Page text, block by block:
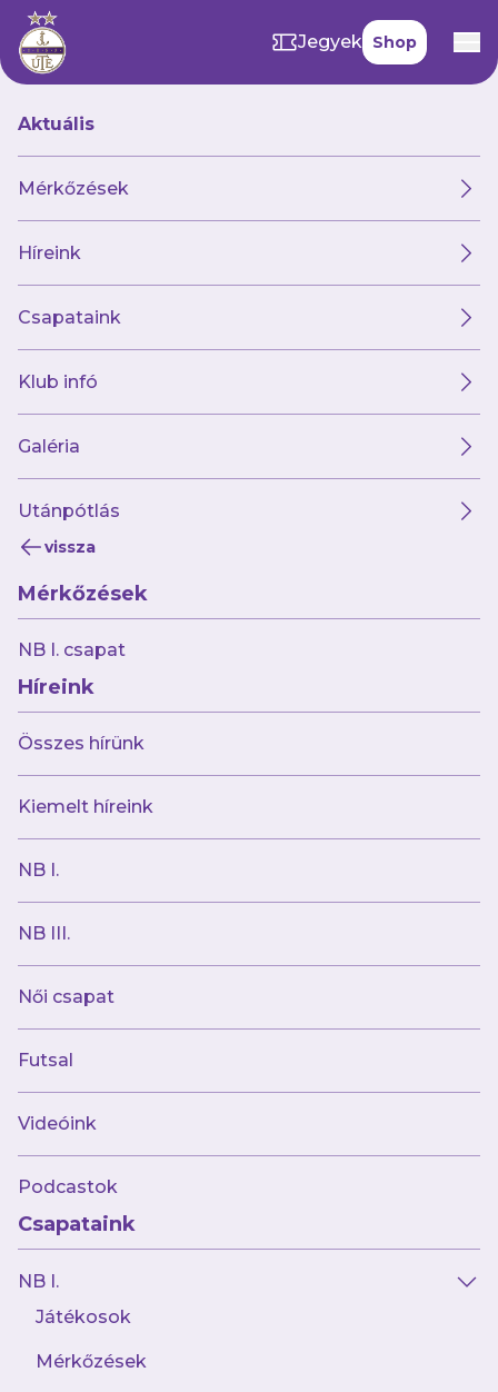
Jegyek Shop
Aktuális
Mérkőzések
Híreink
Csapataink
Klub infó
Galéria
Utánpótlás
vissza
Mérkőzések
NB I. csapat
Híreink
Összes hírünk
Kiemelt híreink
NB I.
NB III.
Női csapat
Futsal
Videóink
Podcastok
Csapataink
NB I.
Játékosok
Mérkőzések
2026.08.01
„A tűzoltókba bele van kódolva a segíteni
akarás”
2026.08.01
Hivatalos Közlemény
2026.07.31